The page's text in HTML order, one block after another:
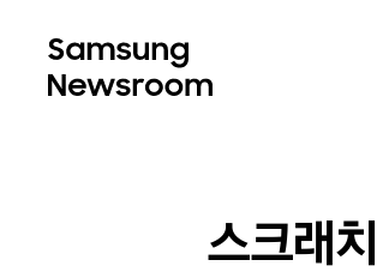
스크래